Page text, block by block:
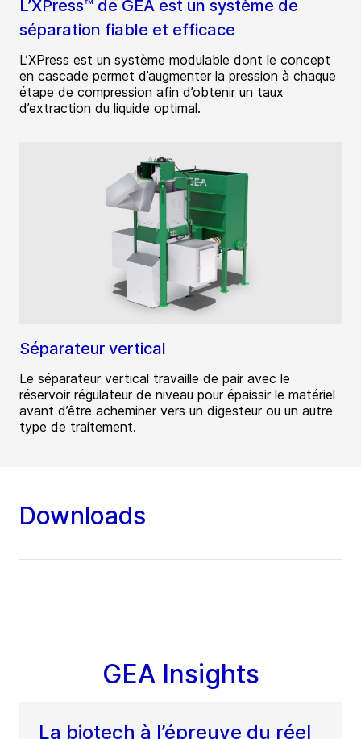
L’XPress™ de GEA est un système de
séparation fiable et efficace
L’XPress est un système modulable dont le concept
en cascade permet d’augmenter la pression à chaque
étape de compression afin d’obtenir un taux
d’extraction du liquide optimal.
Séparateur vertical
Le séparateur vertical travaille de pair avec le
réservoir régulateur de niveau pour épaissir le matériel
avant d’être acheminer vers un digesteur ou un autre
type de traitement.
Downloads
GEA Insights
La biotech à l’épreuve du réel